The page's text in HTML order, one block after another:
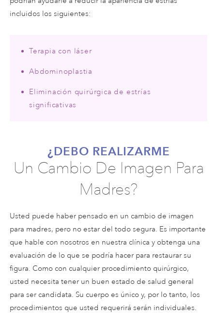
incluidos los siguientes:
Terapia con láser
Abdominoplastia
Eliminación quirúrgica de estrías
significativas
¿DEBO REALIZARME
Un Cambio De Imagen Para
Madres?
Usted puede haber pensado en un cambio de imagen
para madres, pero no estar del todo segura. Es importante
que hable con nosotros en nuestra clínica y obtenga una
evaluación de lo que se podría hacer para restaurar su
figura. Como con cualquier procedimiento quirúrgico,
usted necesita tener un buen estado de salud general
para ser candidata. Su cuerpo es único y, por lo tanto, los
procedimientos que usted requerirá serán individuales.